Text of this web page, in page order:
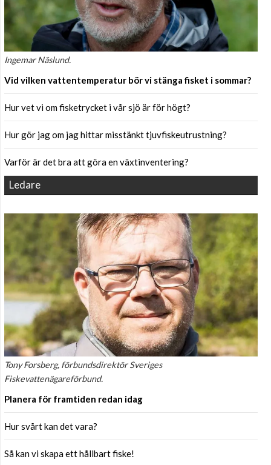
Ingemar Näslund.
Vid vilken vattentemperatur bör vi stänga fisket i sommar?
Hur vet vi om fisketrycket i vår sjö är för högt?
Hur gör jag om jag hittar misstänkt tjuvfiskeutrustning?
Varför är det bra att göra en växtinventering?
Ledare
Tony Forsberg, förbundsdirektör Sveriges
Fiskevattenägareförbund.
Planera för framtiden redan idag
Hur svårt kan det vara?
Så kan vi skapa ett hållbart fiske!